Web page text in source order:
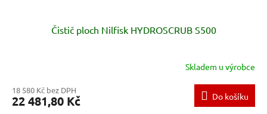
Čistič ploch Nilfisk HYDROSCRUB S500
Skladem u výrobce
18 580 Kč bez DPH
22 481,80 Kč Do košíku